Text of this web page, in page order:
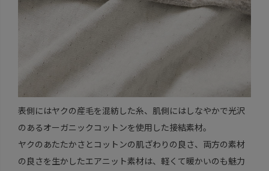
表側にはヤクの産毛を混紡した糸、肌側にはしなやかで光沢
のあるオーガニックコットンを使用した接結素材。
ヤクのあたたかさとコットンの肌ざわりの良さ、両方の素材
の良さを生かしたエアニット素材は、軽くて暖かいのも魅力